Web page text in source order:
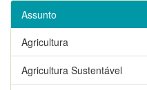
Assunto
Agricultura
Agricultura Sustentável